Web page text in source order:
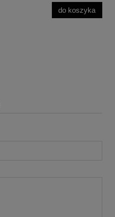
do koszyka